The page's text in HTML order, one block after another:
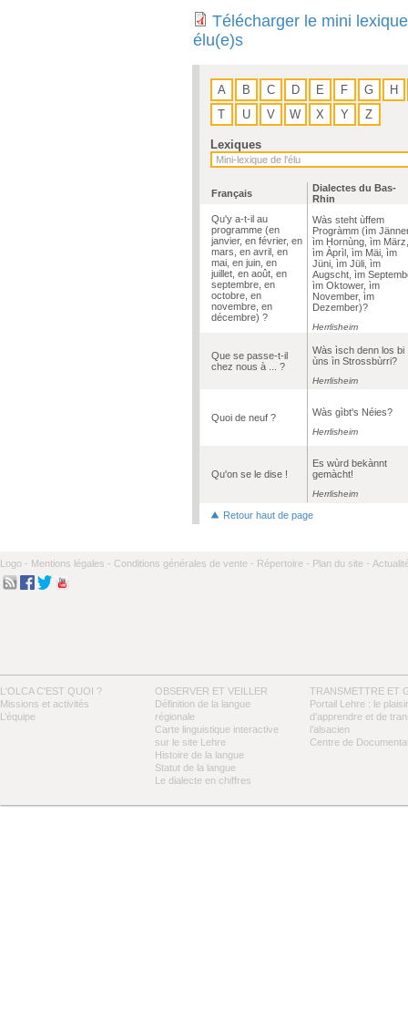
Télécharger le mini
élu(e)s
A B C D E F G
H
T
U V W X Y Z
Lexiques
Français
Dialectes du Bas-
Rhin
Qu'y a-t-il au
programme (en
janvier, en février, en
mars, en avril, en
mai, en juin, en
juillet, en août, en
septembre, en
octobre, en
novembre, en
décembre) ?
Wàs steht ùffem
Progràmm (ìm
ìm Hornùng, ìm März,
ìm Àprìl, ìm Mäi, ìm
Jüni, ìm Jüli, ìm
Augscht, ìm
ìm Oktower, ìm
November, ìm
Dezember)?
Herrlisheim
Que se passe-t-il
chez nous à ... ?
Wàs ìsch denn los bi
ùns ìn Strossbùrri?
Herrlisheim
Quoi de neuf ? Wàs gìbt's Néies?
Herrlisheim
Qu'on se le dise !
Es wùrd bekànnt
gemàcht!
Herrlisheim
Retour haut de page
Logo - Mentions légales - Conditions générales de vente - Répertoire - Plan du site -
L'OLCA C'EST QUOI ?
Missions et activités
L’équipe
OBSERVER ET VEILLER
Définition de la langue
régionale
Carte linguistique interactive
sur le site Lehre
Histoire de la langue
Statut de la langue
Le dialecte en chiffres
TRANSMETTRE ET
Portail Lehre : le plaisir
d’apprendre et de
l’alsacien
Centre de